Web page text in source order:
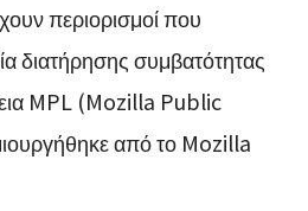
περιορισμοί που
διατήρησης συμβατότητας
MPL (Mozilla Public
από το Mozilla